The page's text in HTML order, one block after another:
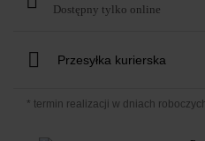
Dostępny tylko online
Przesyłka kurierska
* termin realizacji w dniach